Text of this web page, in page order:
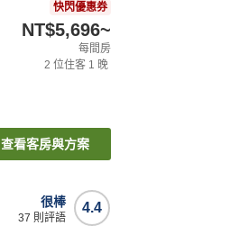
快閃優惠券
NT$5,696~
每間房
2 位住客 1 晚
查看客房與方案
4.4
很棒
37 則評語